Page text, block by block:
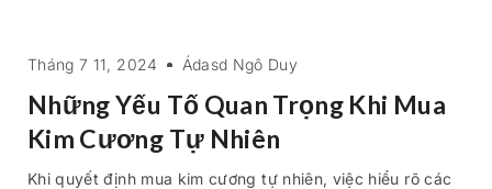
Tháng 7 11, 2024 Ádasd Ngô Duy
Những Yếu Tố Quan Trọng Khi Mua
Kim Cương Tự Nhiên
Khi quyết định mua kim cương tự nhiên, việc hiểu rõ các